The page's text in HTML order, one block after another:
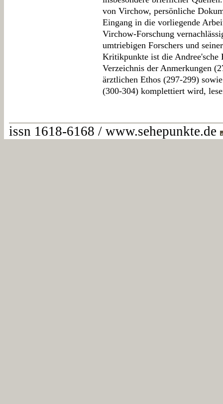
von Virchow, persönliche
Eingang in die vorliegende
Virchow-Forschung
umtriebigen Forschers und
Kritikpunkte ist die
Verzeichnis der Anmerkungen
ärztlichen Ethos (297-299)
(300-304) komplettiert wird,
issn 1618-6168 / www.sehepunkte.de